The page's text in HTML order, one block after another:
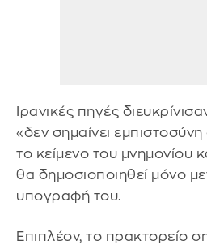
Ιρανικές πηγές
«δεν σημαίνει
το κείμενο του μνημονίου
θα δημοσιοποιηθεί μόνο
υπογραφή του.
Επιπλέον, το πρακτορείο